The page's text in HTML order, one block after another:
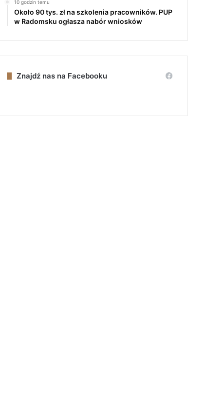
10 godzin temu
Około 90 tys. zł na szkolenia pracowników. PUP
w Radomsku ogłasza nabór wniosków
Znajdź nas na Facebooku